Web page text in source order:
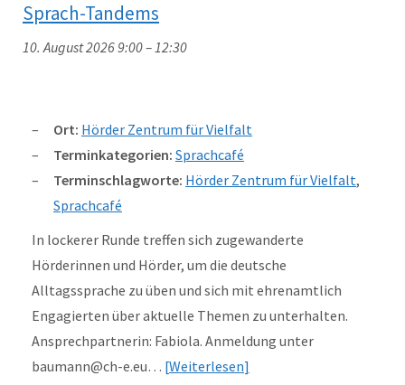
Sprach-Tandems
10. August 2026 9:00–12:30
Ort: Hörder Zentrum für Vielfalt
Terminkategorien: Sprachcafé
Terminschlagworte: Hörder Zentrum für Vielfalt,
Sprachcafé
In lockerer Runde treffen sich zugewanderte
Hörderinnen und Hörder, um die deutsche
Alltagssprache zu üben und sich mit ehrenamtlich
Engagierten über aktuelle Themen zu unterhalten.
Ansprechpartnerin: Fabiola. Anmeldung unter
baumann@ch-e.eu… Weiterlesen